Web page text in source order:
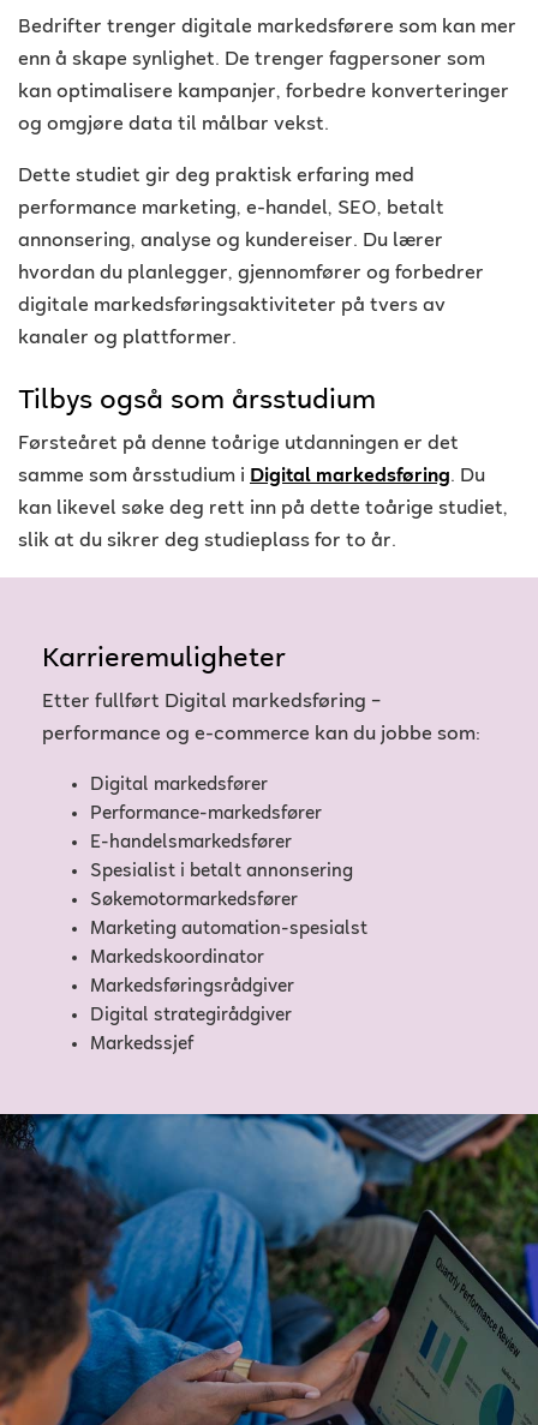
Bedrifter trenger digitale markedsførere som kan mer
enn å skape synlighet. De trenger fagpersoner som
kan optimalisere kampanjer, forbedre konverteringer
og omgjøre data til målbar vekst.
Dette studiet gir deg praktisk erfaring med
performance marketing, e-handel, SEO, betalt
annonsering, analyse og kundereiser. Du lærer
hvordan du planlegger, gjennomfører og forbedrer
digitale markedsføringsaktiviteter på tvers av
kanaler og plattformer.
Tilbys også som årsstudium
Førsteåret på denne toårige utdanningen er det
samme som årsstudium i Digital markedsføring. Du
kan likevel søke deg rett inn på dette toårige studiet,
slik at du sikrer deg studieplass for to år.
Karrieremuligheter
Etter fullført Digital markedsføring –
performance og e-commerce kan du jobbe som:
Digital markedsfører
Performance-markedsfører
E-handelsmarkedsfører
Spesialist i betalt annonsering
Søkemotormarkedsfører
Marketing automation-spesialst
Markedskoordinator
Markedsføringsrådgiver
Digital strategirådgiver
Markedssjef